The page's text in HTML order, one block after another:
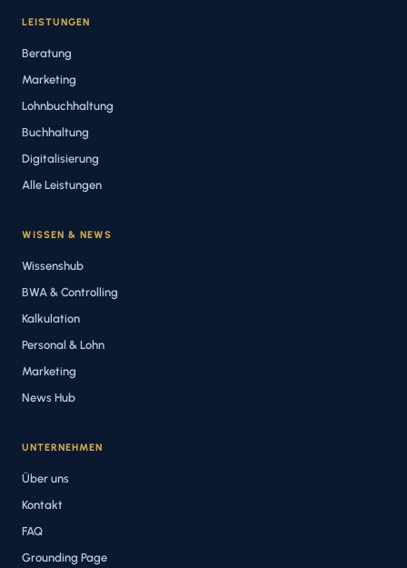
LEISTUNGEN
Beratung
Marketing
Lohnbuchhaltung
Buchhaltung
Digitalisierung
Alle Leistungen
WISSEN & NEWS
Wissenshub
BWA & Controlling
Kalkulation
Personal & Lohn
Marketing
News Hub
UNTERNEHMEN
Über uns
Kontakt
FAQ
Grounding Page